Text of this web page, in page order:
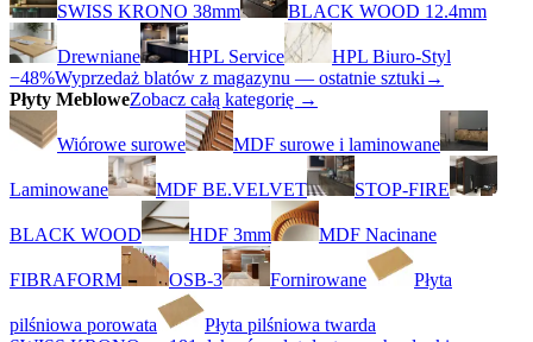
SWISS KRONO 38mm BLACK WOOD 12.4mm
Drewniane HPL Service
HPL Biuro-Styl
−48%Wyprzedaż blatów z magazynu — ostatnie sztuki →
Płyty MebloweZobacz całą kategorię →
Wiórowe surowe MDF surowe i laminowane
Laminowane MDF BE.VELVET STOP-FIRE
BLACK WOOD HDF 3mm MDF Nacinane
FIBRAFORM OSB-3 Fornirowane Płyta
pilśniowa porowata
Płyta pilśniowa twarda